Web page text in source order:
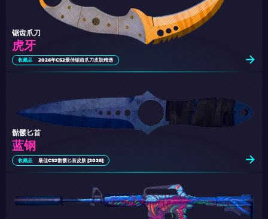
虎牙
锯齿爪刀
收藏品 2026年CS2最佳锯齿爪刀皮肤精选
蓝钢
骷髅匕首
收藏品 最佳CS2骷髅匕首皮肤 [2026]